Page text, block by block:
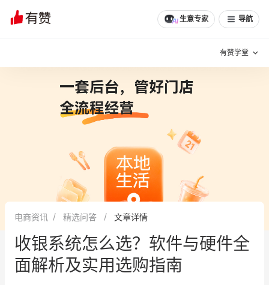
生意专家 导航
有赞学堂
增长方法
有赞专家说
新零售最佳实践
面对面聊增长
新零售大会 新零售茶会
文章 问诊 分享
电商资讯 精选问答 文章详情
收银系统怎么选？软件与硬件全
面解析及实用选购指南